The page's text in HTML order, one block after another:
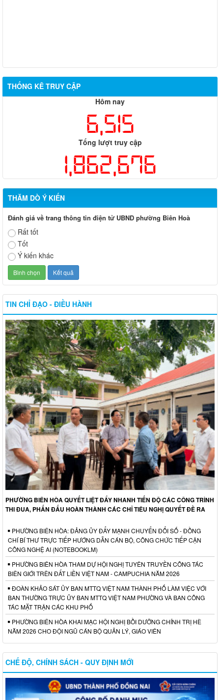
THỐNG KÊ TRUY CẬP
Hôm nay
6,515
Tổng lượt truy cập
1,862,676
THĂM DÒ Ý KIẾN
Đánh giá về trang thông tin điện tử UBND phường Biên Hoà
Rất tốt
Tốt
Ý kiến khác
TIN CHỈ ĐẠO - ĐIỀU HÀNH
PHƯỜNG BIÊN HÒA QUYẾT LIỆT ĐẨY NHANH TIẾN ĐỘ CÁC CÔNG TRÌNH
THI ĐUA, PHẤN ĐẤU HOÀN THÀNH CÁC CHỈ TIÊU NGHỊ QUYẾT ĐỀ RA
PHƯỜNG BIÊN HÒA: ĐẢNG ỦY ĐẨY MẠNH CHUYỂN ĐỔI SỐ - ĐỒNG
CHÍ BÍ THƯ TRỰC TIẾP HƯỚNG DẪN CÁN BỘ, CÔNG CHỨC TIẾP CẬN
CÔNG NGHỆ AI (NOTEBOOKLM)
PHƯỜNG BIÊN HÒA THAM DỰ HỘI NGHỊ TUYÊN TRUYỀN CÔNG TÁC
BIÊN GIỚI TRÊN ĐẤT LIỀN VIỆT NAM - CAMPUCHIA NĂM 2026
ĐOÀN KHẢO SÁT ỦY BAN MTTQ VIỆT NAM THÀNH PHỐ LÀM VIỆC VỚI
BAN THƯỜNG TRỰC ỦY BAN MTTQ VIỆT NAM PHƯỜNG VÀ BAN CÔNG
TÁC MẶT TRẬN CÁC KHU PHỐ
PHƯỜNG BIÊN HÒA KHAI MẠC HỘI NGHỊ BỒI DƯỠNG CHÍNH TRỊ HÈ
NĂM 2026 CHO ĐỘI NGŨ CÁN BỘ QUẢN LÝ, GIÁO VIÊN
CHẾ ĐỘ, CHÍNH SÁCH - QUY ĐỊNH MỚI